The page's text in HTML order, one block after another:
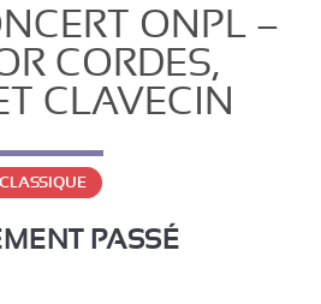
ONPL –
CORDES,
CLAVECIN
CLASSIQUE
PASSÉ